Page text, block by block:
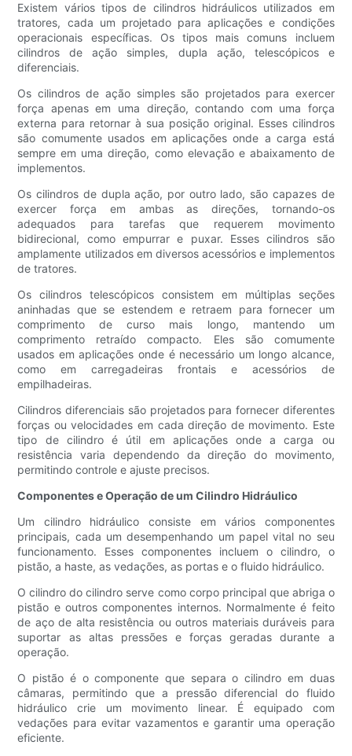
Existem vários tipos de cilindros hidráulicos utilizados em
tratores, cada um projetado para aplicações e condições
operacionais específicas. Os tipos mais comuns incluem
cilindros de ação simples, dupla ação, telescópicos e
diferenciais.
Os cilindros de ação simples são projetados para exercer
força apenas em uma direção, contando com uma força
externa para retornar à sua posição original. Esses cilindros
são comumente usados ​​em aplicações onde a carga está
sempre em uma direção, como elevação e abaixamento de
implementos.
Os cilindros de dupla ação, por outro lado, são capazes de
exercer força em ambas as direções, tornando-os
adequados para tarefas que requerem movimento
bidirecional, como empurrar e puxar. Esses cilindros são
amplamente utilizados em diversos acessórios e implementos
de tratores.
Os cilindros telescópicos consistem em múltiplas seções
aninhadas que se estendem e retraem para fornecer um
comprimento de curso mais longo, mantendo um
comprimento retraído compacto. Eles são comumente
usados ​​em aplicações onde é necessário um longo alcance,
como em carregadeiras frontais e acessórios de
empilhadeiras.
Cilindros diferenciais são projetados para fornecer diferentes
forças ou velocidades em cada direção de movimento. Este
tipo de cilindro é útil em aplicações onde a carga ou
resistência varia dependendo da direção do movimento,
permitindo controle e ajuste precisos.
Componentes e Operação de um Cilindro Hidráulico
Um cilindro hidráulico consiste em vários componentes
principais, cada um desempenhando um papel vital no seu
funcionamento. Esses componentes incluem o cilindro, o
pistão, a haste, as vedações, as portas e o fluido hidráulico.
O cilindro do cilindro serve como corpo principal que abriga o
pistão e outros componentes internos. Normalmente é feito
de aço de alta resistência ou outros materiais duráveis ​​para
suportar as altas pressões e forças geradas durante a
operação.
O pistão é o componente que separa o cilindro em duas
câmaras, permitindo que a pressão diferencial do fluido
hidráulico crie um movimento linear. É equipado com
vedações para evitar vazamentos e garantir uma operação
eficiente.